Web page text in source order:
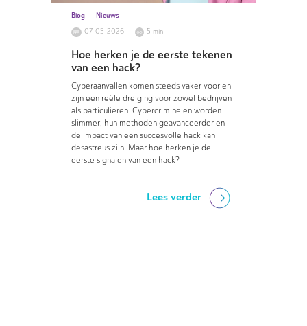
Blog
Nieuws
07-05-2026
5 min
Hoe herken je de eerste tekenen
van een hack?
Cyberaanvallen komen steeds vaker voor en
zijn een reële dreiging voor zowel bedrijven
als particulieren. Cybercriminelen worden
slimmer, hun methoden geavanceerder en
de impact van een succesvolle hack kan
desastreus zijn. Maar hoe herken je de
eerste signalen van een hack?
Lees verder